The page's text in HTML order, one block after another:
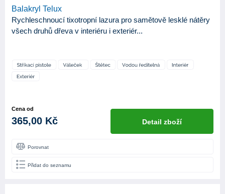
Balakryl Telux
Rychleschnoucí tixotropní lazura pro samětově lesklé nátěry
všech druhů dřeva v interiéru i exteriér...
Cena od
365,00 Kč Detail zboží
Porovnat
Přidat do seznamu